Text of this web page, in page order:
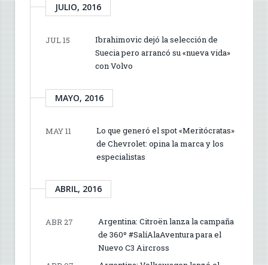
JULIO, 2016
JUL 15
Ibrahimovic dejó la selección de
Suecia pero arrancó su «nueva vida»
con Volvo
MAYO, 2016
MAY 11
Lo que generó el spot «Meritócratas»
de Chevrolet: opina la marca y los
especialistas
ABRIL, 2016
ABR 27
Argentina: Citroën lanza la campaña
de 360º #SalíAlaAventura para el
Nuevo C3 Aircross